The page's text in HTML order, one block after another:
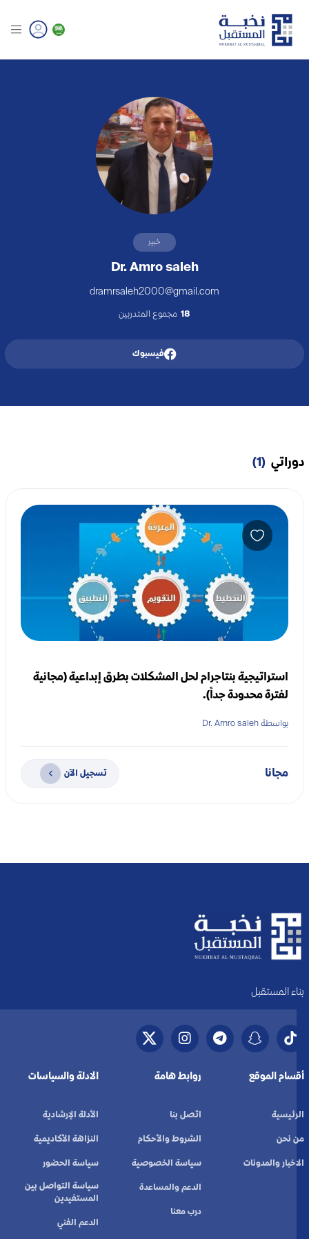
خبير
Dr. Amro saleh
dramrsaleh2000@gmail.com
18 مجموع المتدربين
فيسبوك
دوراتي (1)
استراتيجية بنتاجرام لحل المشكلات بطرق إبداعية (مجانية
لفترة محدودة جداً).
بواسطة Dr. Amro saleh
مجانا تسجيل الآن
بناء المستقبل
أقسام الموقع
الرئيسية
من نحن
الاخبار والمدونات
روابط هامة
اتصل بنا
الشروط والأحكام
سياسة الخصوصية
الدعم والمساعدة
درب معنا
الادلة والسياسات
الأدلة الإرشادية
النزاهة الأكاديمية
سياسة الحضور
سياسة التواصل بين
المستفيدين
الدعم الفني